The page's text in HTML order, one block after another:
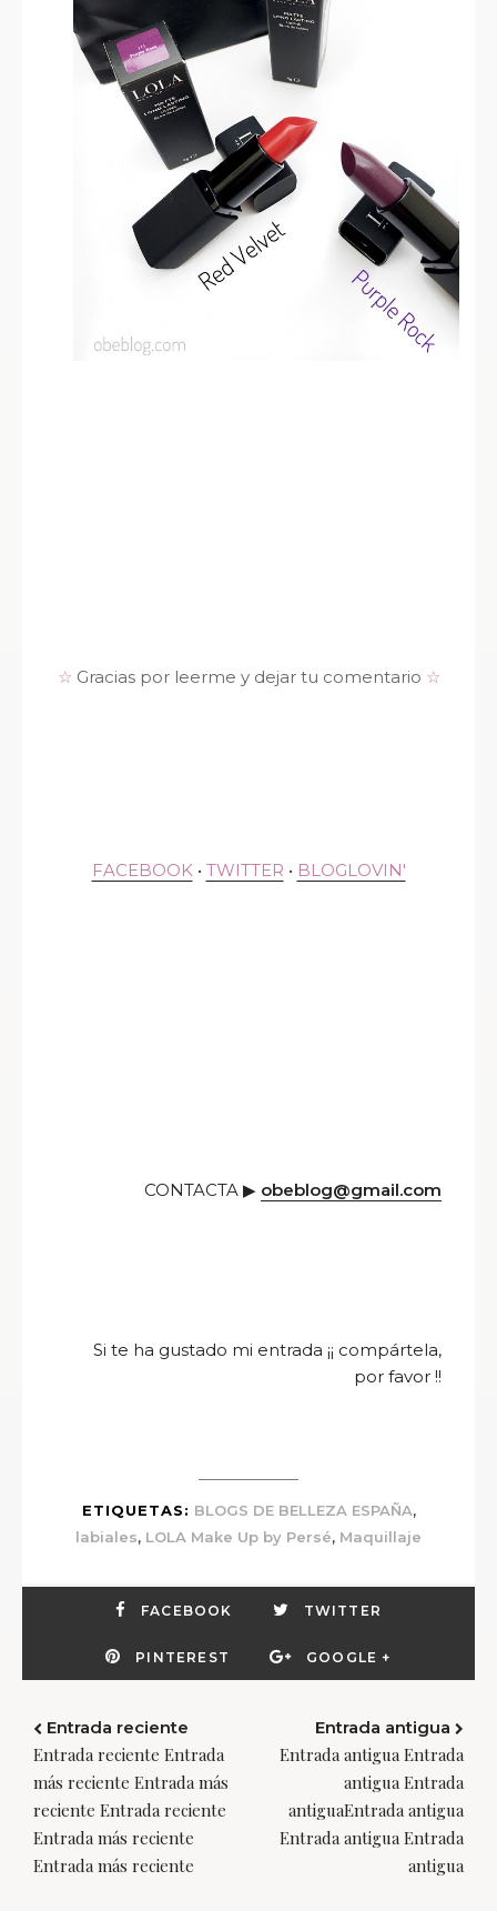
☆ Gracias por leerme y dejar tu comentario ☆
FACEBOOK • TWITTER • BLOGLOVIN'
CONTACTA ▶ obeblog@gmail.com
Si te ha gustado mi entrada ¡¡ compártela,
por favor !!
ETIQUETAS: BLOGS DE BELLEZA ESPAÑA,
labiales, LOLA Make Up by Persé, Maquillaje
FACEBOOK TWITTER
PINTEREST GOOGLE +
Entrada reciente
Entrada reciente Entrada
más reciente Entrada más
reciente Entrada reciente
Entrada más reciente
Entrada más reciente
Entrada antigua
Entrada antigua Entrada
antigua Entrada
antiguaEntrada antigua
Entrada antigua Entrada
antigua